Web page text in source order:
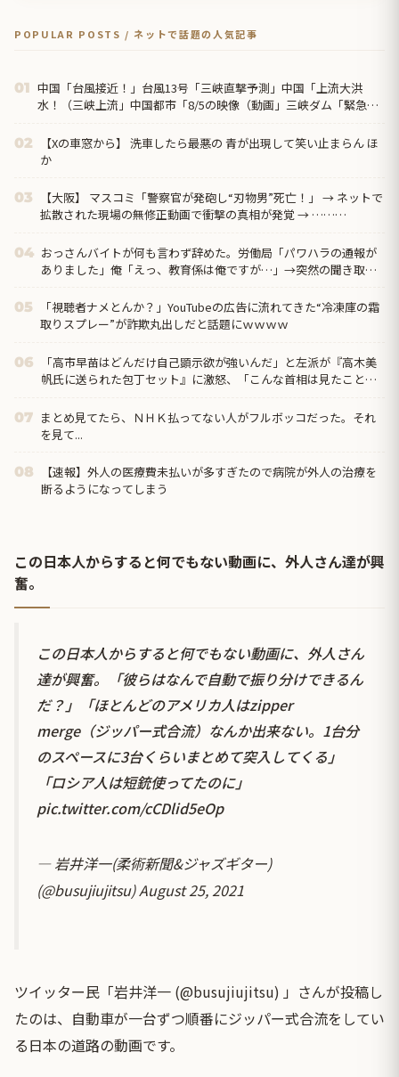
POPULAR POSTS / ネットで話題の人気記事
01 中国「台風接近！」台風13号「三峡直撃予測」中国「上流大洪
水！（三峡上流」中国都市「8/5の映像（動画」三峡ダム「緊急放
02
【Xの車窓から】 洗車したら最悪の 青が出現して笑い止まらん ほ
か
03
【大阪】 マスコミ「警察官が発砲し“刃物男”死亡！」 → ネットで
拡散された現場の無修正動画で衝撃の真相が発覚 → ………
04 おっさんバイトが何も言わず辞めた。労働局「パワハラの通報が
ありました」俺「えっ、教育係は俺ですが…」→突然の聞き取り
05
「視聴者ナメとんか？」YouTubeの広告に流れてきた“冷凍庫の霜
取りスプレー”が詐欺丸出しだと話題にｗｗｗｗ
06
「高市早苗はどんだけ自己顕示欲が強いんだ」と左派が『高木美
帆氏に送られた包丁セット』に激怒、「こんな首相は見たことが
07 まとめ見てたら、ＮＨＫ払ってない人がフルボッコだった。それ
を見て...
08
【速報】外人の医療費未払いが多すぎたので病院が外人の治療を
断るようになってしまう
この日本人からすると何でもない動画に、外人さん達が興
奮。
この日本人からすると何でもない動画に、外人さん
達が興奮。「彼らはなんで自動で振り分けできるん
だ？」「ほとんどのアメリカ人はzipper
merge（ジッパー式合流）なんか出来ない。1台分
のスペースに3台くらいまとめて突入してくる」
「ロシア人は短銃使ってたのに」
pic.twitter.com/cCDlid5eOp
— 岩井洋一(柔術新聞&ジャズギター)
(@busujiujitsu)August 25, 2021
ツイッター民「岩井洋一 (@busujiujitsu) 」さんが投稿し
たのは、自動車が一台ずつ順番にジッパー式合流をしてい
る日本の道路の動画です。